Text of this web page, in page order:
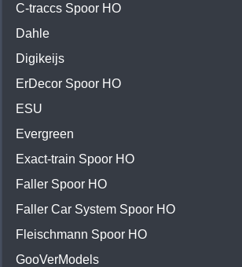
C-traccs Spoor HO
Dahle
Digikeijs
ErDecor Spoor HO
ESU
Evergreen
Exact-train Spoor HO
Faller Spoor HO
Faller Car System Spoor HO
Fleischmann Spoor HO
GooVerModels